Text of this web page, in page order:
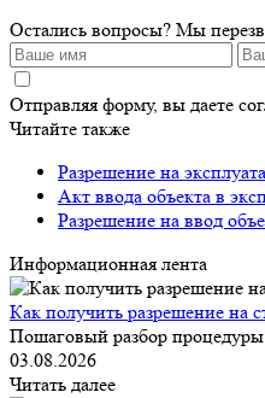
Остались вопросы? Мы
Отправляя форму, вы даете
Читайте также
Разрешение на
Акт ввода объекта в
Разрешение на ввод
Информационная лента
Как получить разрешение на
Пошаговый разбор
03.08.2026
Читать далее